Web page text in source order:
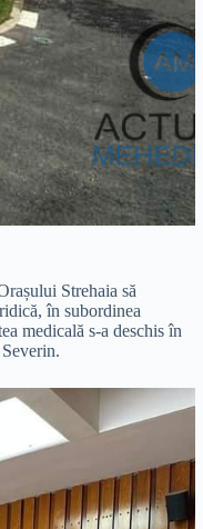
Strehaia să
în subordinea
medicală s-a deschis în